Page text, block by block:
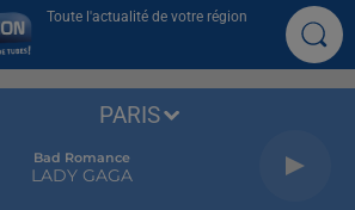
Toute l'actualité de votre région
Bad Romance
LADY GAGA
PARIS